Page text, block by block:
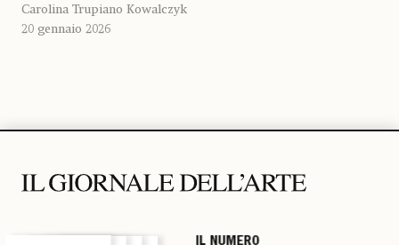
Carolina Trupiano Kowalczyk
20 gennaio 2026